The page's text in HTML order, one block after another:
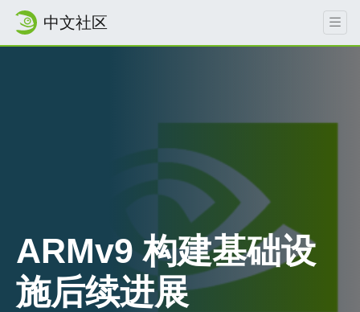
中文社区
ARMv9 构建基础设
施后续进展
近八年历程即将落幕